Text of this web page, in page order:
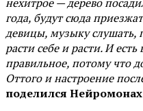
года, будут сюда
девицы, музыку слушать,
расти себе и расти. И
правильное, потому что
Оттого и настроение
поделился